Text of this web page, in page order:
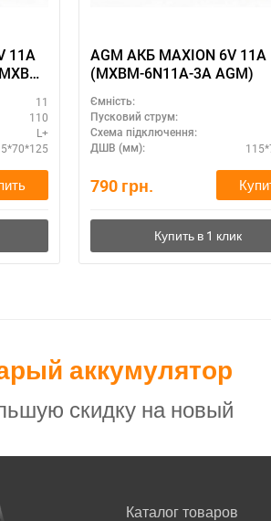
11A
11
110
L+
AGM АКБ MAXION 6V 11A
(MXBM-6N11A-3A AGM)
Ємність:
Пусковий струм:
Схема підключення:
ДШВ (мм):
790 грн.
аккумулятор
скидку на новый
Каталог товаров